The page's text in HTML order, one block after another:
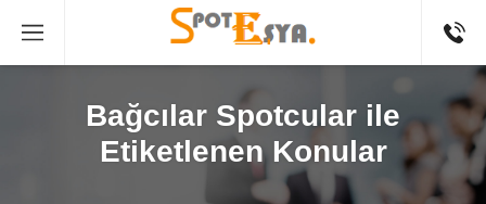
Bağcılar Spotcular ile
Etiketlenen Konular